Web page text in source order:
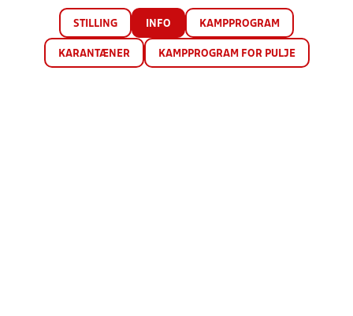
STILLING INFO KAMPPROGRAM
KARANTÆNER KAMPPROGRAM FOR PULJE